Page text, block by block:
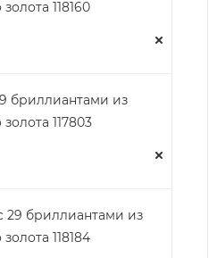
118160
бриллиантами из
117803
29 бриллиантами из
118184